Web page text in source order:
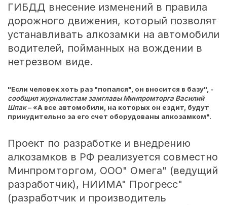
ГИБДД внесение изменений в правила
дорожного движения, который позволят
устанавливать алкозамки на автомобили
водителей, пойманных на вождении в
нетрезвом виде.
"Если человек хоть раз "попался", он вносится в базу", -
сообщил журналистам замглавы Минпромторга Василий
Шпак– «А все автомобили, на которых он ездит, будут
принудительно за его счет оборудованы алкозамком".
Проект по разработке и внедрению
алкозамков в РФ реализуется совместно
Минпромторгом, ООО" Омега" (ведущий
разработчик), НИИМА" Прогресс"
(разработчик и производитель